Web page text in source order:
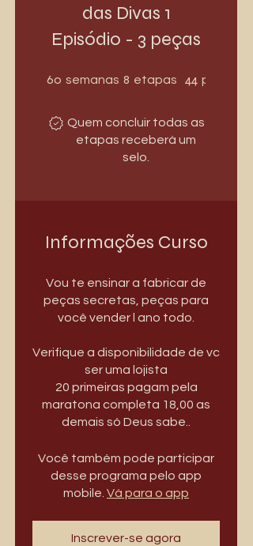
das Divas 1
Episódio - 3 peças
60 semanas 60 semanas
8 etapas 8 etapas
44
Quem concluir todas as
etapas receberá um
selo.
Informações Curso
Vou te ensinar a fabricar de
peças secretas, peças para
você vender l ano todo.
Verifique a disponibilidade de vc
ser uma lojista
20 primeiras pagam pela
maratona completa 18,00 as
demais só Deus sabe..
Você também pode participar
desse programa pelo app
mobile. Vá para o app
Inscrever-se agora